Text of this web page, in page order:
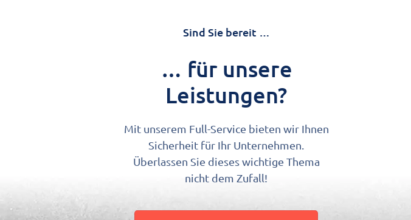
Sind Sie bereit …
… für unsere
Leistungen?
Mit unserem Full-Service bieten wir Ihnen
Sicherheit für Ihr Unternehmen.
Überlassen Sie dieses wichtige Thema
nicht dem Zufall!